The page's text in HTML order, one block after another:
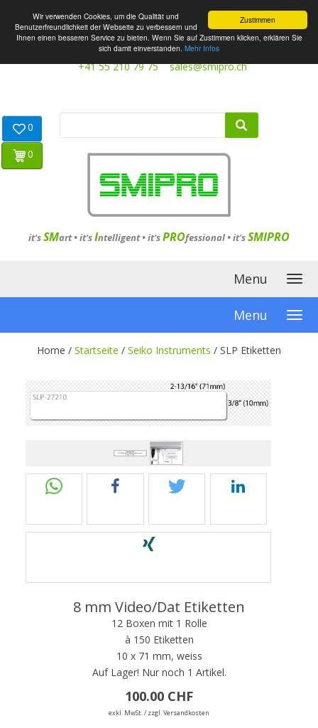
Zustimmen
Wir verwenden Cookies, um die Qualität und
Benutzerfreundlichkeit der Webseite zu verbessern und
Ihnen einen besseren Service zu bieten. Wenn Sie auf Zustimmen klicken, erklären Sie
sich damit einverstanden. Mehr Infos
+41 55 210 79 75 sales@smipro.ch
it'sSMart •it'sIntelligent•it'sPROfessional •it'sSMIPRO
0
0
Menu
Menu
Home / Startseite / Seiko Instruments / SLP Etiketten
8 mm Video/Dat Etiketten
12 Boxen mit 1 Rolle
à 150 Etiketten
10 x 71 mm, weiss
Auf Lager! Nur noch 1 Artikel.
100.00 CHF
exkl. MwSt. / zzgl. Versandkosten